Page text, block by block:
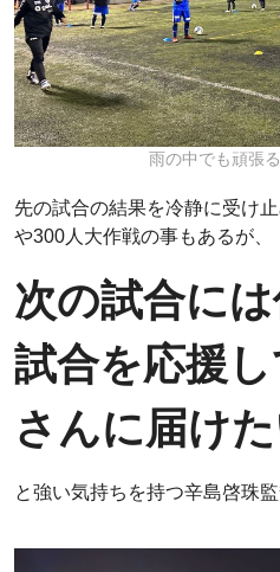
雨の中でも頑張
先の試合の結果を冷静に受け
や300人大作戦の事もあるが、
次の試合に
試合を応援
さんに届け
と強い気持ちを持つ辛島啓珠監